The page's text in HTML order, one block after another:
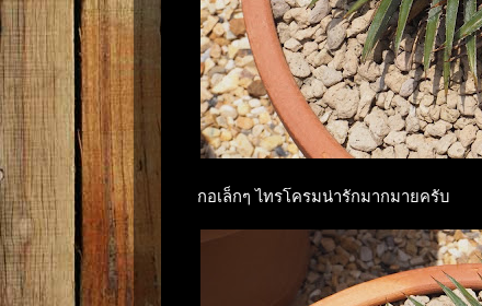
กอเล็กๆ ไทรโครมน่ารักมากมายครับ